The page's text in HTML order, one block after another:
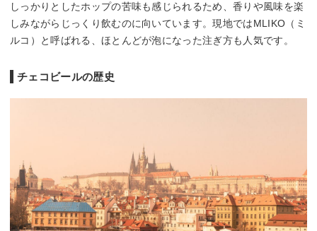
しっかりとしたホップの苦味も感じられるため、香りや風味を楽
しみながらじっくり飲むのに向いています。現地ではMLIKO（ミ
ルコ）と呼ばれる、ほとんどが泡になった注ぎ方も人気です。
チェコビールの歴史